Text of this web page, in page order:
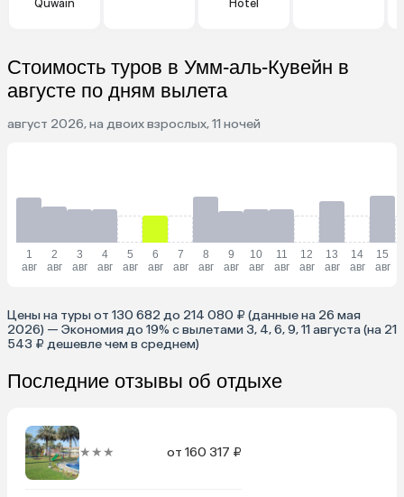
Quwain Hotel
Стоимость туров в Умм-аль-Кувейн в
августе по дням вылета
август 2026, на двоих взрослых, 11 ночей
1
авг
2
авг
3
авг
4
авг
5
авг
6
авг
7
авг
8
авг
9
авг
10
авг
11
авг
12
авг
13
авг
14
авг
15
авг
Цены на туры от 130 682 до 214 080 ₽ (данные на 26 мая
2026) — Экономия до 19% с вылетами 3, 4, 6, 9, 11 августа (на 21
543 ₽ дешевле чем в среднем)
Последние отзывы об отдыхе
★★★ от 160 317 ₽